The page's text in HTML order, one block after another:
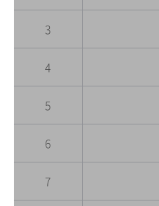
3
4
5
6
7